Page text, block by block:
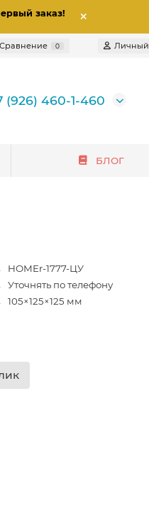
заказ!
Сравнение 0 Личный
(926) 460-1-460
БЛОГ
HOMEr-1777-ЦУ
Уточнять по телефону
105×125×125 мм